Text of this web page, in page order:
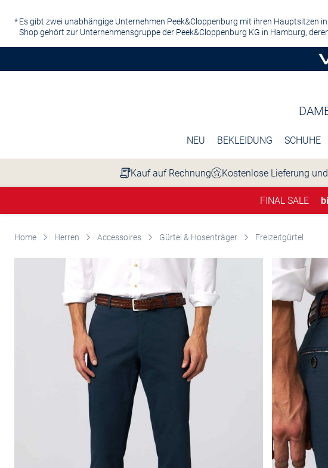
Es gibt zwei unabhängige Unternehmen Peek&Cloppenburg mit ihren Hauptsitzen
Shop gehört zur Unternehmensgruppe der Peek&Cloppenburg KG in Hamburg,
NEU BEKLEIDUNG SCHUHE
Kauf auf Rechnung Kostenlose Lieferung
FINAL SALE
Home Herren Accessoires Gürtel & Hosenträger Freizeitgürtel